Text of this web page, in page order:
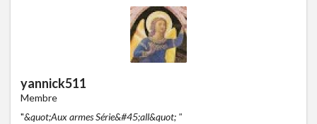
yannick511
Membre
"&quot;Aux armes Série&#45;all&quot; "